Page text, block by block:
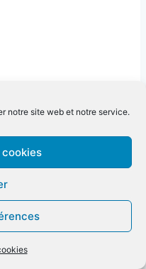
notre site web et notre service.